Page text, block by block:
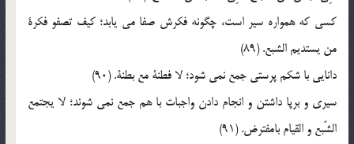
کسي که همواره سير است، چگونه فکرش صفا مي يابد؛ کيف تصفو فکرة
من يستديم الشبع. (89)
دانايي با شکم پرستي جمع نمي شود؛ لا فطنة مع بطنة. (90)
سيري و برپا داشتن و انجام دادن واجبات با هم جمع نمي شوند؛ لا يجتمع
الشّبع و القيام بامفترض. (91)